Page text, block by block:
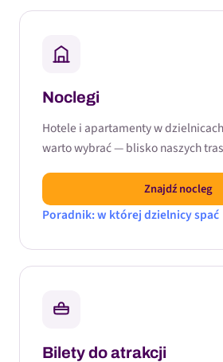
Noclegi
Hotele i apartamenty w
warto wybrać — blisko naszych
Znajdź nocleg
Poradnik: w której dzielnicy
Bilety do atrakcji